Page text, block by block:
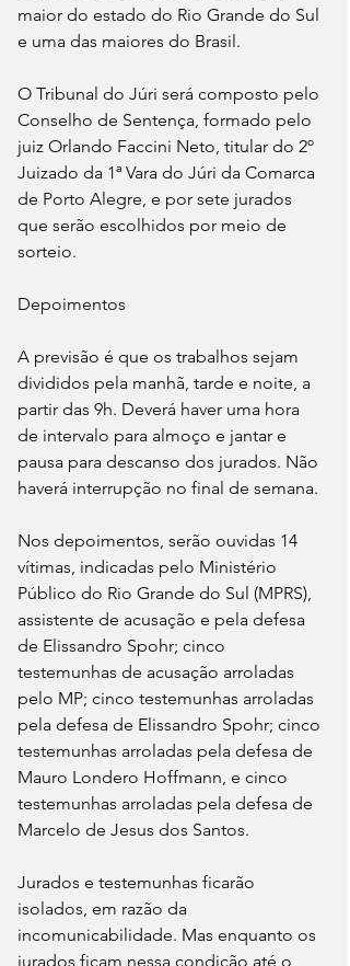
maior do estado do Rio Grande do Sul
e uma das maiores do Brasil.
O Tribunal do Júri será composto pelo
Conselho de Sentença, formado pelo
juiz Orlando Faccini Neto, titular do 2º
Juizado da 1ª Vara do Júri da Comarca
de Porto Alegre, e por sete jurados
que serão escolhidos por meio de
sorteio.
Depoimentos
A previsão é que os trabalhos sejam
divididos pela manhã, tarde e noite, a
partir das 9h. Deverá haver uma hora
de intervalo para almoço e jantar e
pausa para descanso dos jurados. Não
haverá interrupção no final de semana.
Nos depoimentos, serão ouvidas 14
vítimas, indicadas pelo Ministério
Público do Rio Grande do Sul (MPRS),
assistente de acusação e pela defesa
de Elissandro Spohr; cinco
testemunhas de acusação arroladas
pelo MP; cinco testemunhas arroladas
pela defesa de Elissandro Spohr; cinco
testemunhas arroladas pela defesa de
Mauro Londero Hoffmann, e cinco
testemunhas arroladas pela defesa de
Marcelo de Jesus dos Santos.
Jurados e testemunhas ficarão
isolados, em razão da
incomunicabilidade. Mas enquanto os
jurados ficam nessa condição até o